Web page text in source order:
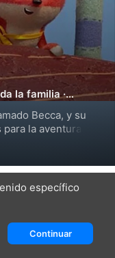
la familia ·
Becca, y su
la aventura.
grandes ideas.
específico
Continuar